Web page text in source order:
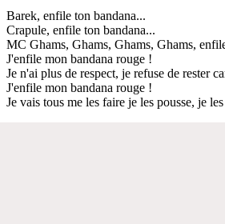
Barek, enfile ton bandana...
Crapule, enfile ton bandana...
MC Ghams, Ghams, Ghams, Ghams,
J'enfile mon bandana rouge !
Je n'ai plus de respect, je refuse de rester
J'enfile mon bandana rouge !
Je vais tous me les faire je les pousse, je